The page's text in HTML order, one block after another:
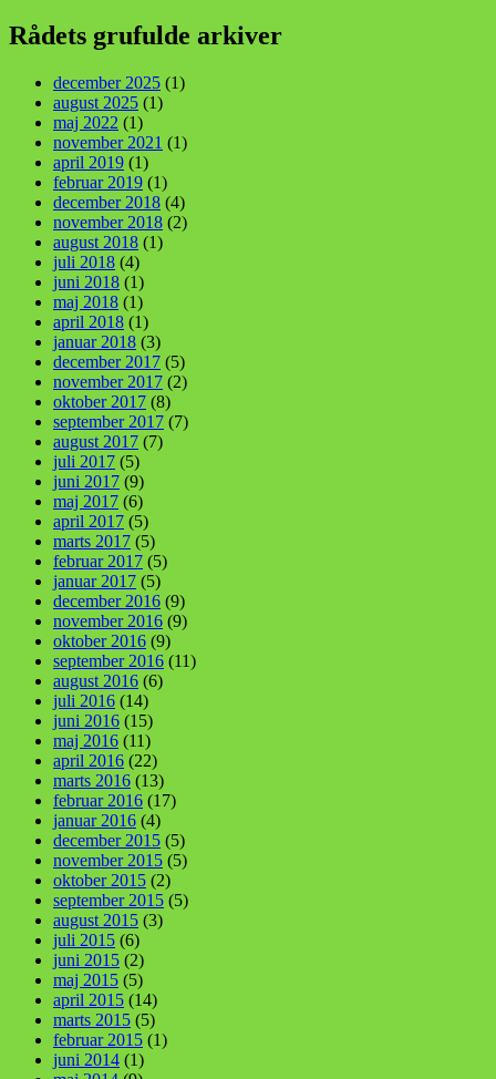
Rådets grufulde arkiver
december 2025 (1)
august 2025 (1)
maj 2022 (1)
november 2021 (1)
april 2019 (1)
februar 2019 (1)
december 2018 (4)
november 2018 (2)
august 2018 (1)
juli 2018 (4)
juni 2018 (1)
maj 2018 (1)
april 2018 (1)
januar 2018 (3)
december 2017 (5)
november 2017 (2)
oktober 2017 (8)
september 2017 (7)
august 2017 (7)
juli 2017 (5)
juni 2017 (9)
maj 2017 (6)
april 2017 (5)
marts 2017 (5)
februar 2017 (5)
januar 2017 (5)
december 2016 (9)
november 2016 (9)
oktober 2016 (9)
september 2016 (11)
august 2016 (6)
juli 2016 (14)
juni 2016 (15)
maj 2016 (11)
april 2016 (22)
marts 2016 (13)
februar 2016 (17)
januar 2016 (4)
december 2015 (5)
november 2015 (5)
oktober 2015 (2)
september 2015 (5)
august 2015 (3)
juli 2015 (6)
juni 2015 (2)
maj 2015 (5)
april 2015 (14)
marts 2015 (5)
februar 2015 (1)
juni 2014 (1)